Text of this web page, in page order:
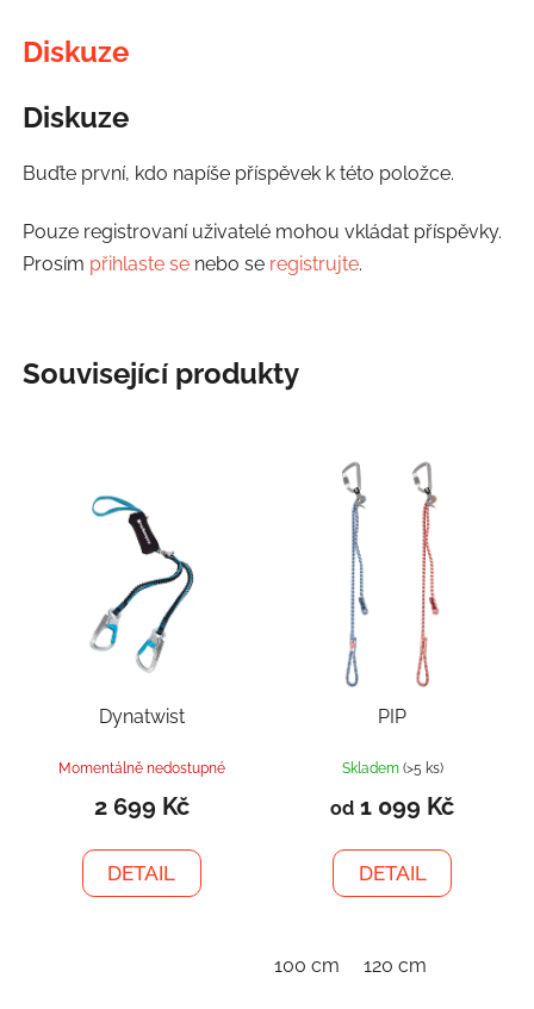
Diskuze
Diskuze
Buďte první, kdo napíše příspěvek k této položce.
Pouze registrovaní uživatelé mohou vkládat příspěvky.
Prosím přihlaste senebo se registrujte.
Související produkty
Dynatwist
Momentálně nedostupné
2 699 Kč
DETAIL
PIP
Skladem (>5 ks)
od 1 099 Kč
DETAIL
100 cm 120 cm